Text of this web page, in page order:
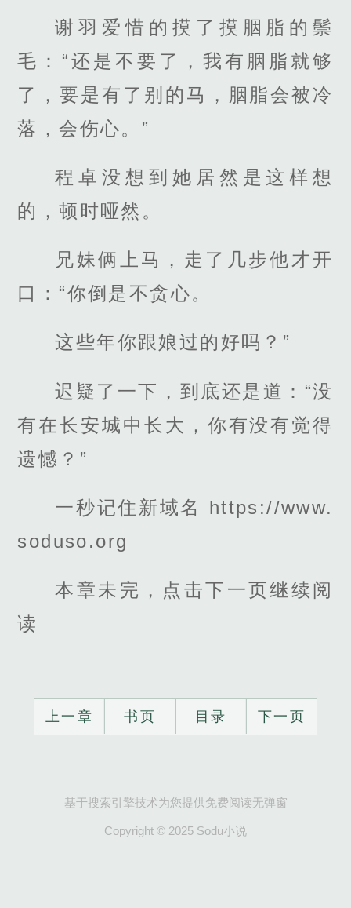
谢羽爱惜的摸了摸胭脂的鬃
毛：“还是不要了，我有胭脂就够
了，要是有了别的马，胭脂会被冷
落，会伤心。”
程卓没想到她居然是这样想
的，顿时哑然。
兄妹俩上马，走了几步他才开
口：“你倒是不贪心。
这些年你跟娘过的好吗？”
迟疑了一下，到底还是道：“没
有在长安城中长大，你有没有觉得
遗憾？”
一秒记住新域名 https://www.
soduso.org
本章未完，点击下一页继续阅
读
上一章 书页 目录 下一页
基于搜索引擎技术为您提供免费阅读无弹窗
Copyright © 2025 Sodu小说